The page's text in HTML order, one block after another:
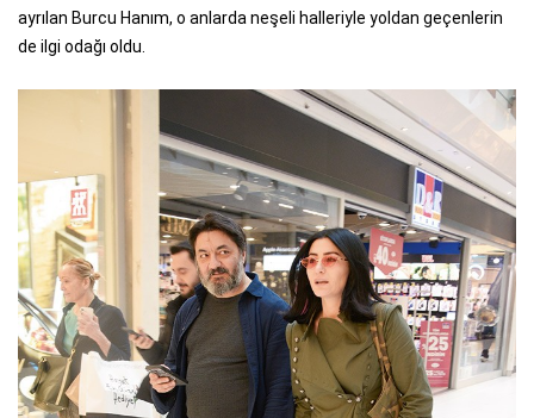
ayrılan Burcu Hanım, o anlarda neşeli halleriyle yoldan geçenlerin
de ilgi odağı oldu.